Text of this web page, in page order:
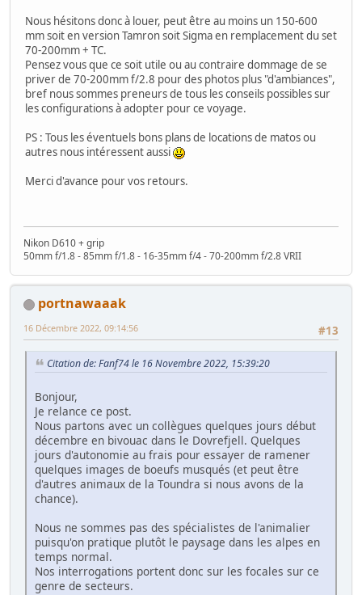
Nous hésitons donc à louer, peut être au moins un 150-600
mm soit en version Tamron soit Sigma en remplacement du set
70-200mm + TC.
Pensez vous que ce soit utile ou au contraire dommage de se
priver de 70-200mm f/2.8 pour des photos plus "d'ambiances",
bref nous sommes preneurs de tous les conseils possibles sur
les configurations à adopter pour ce voyage.
PS : Tous les éventuels bons plans de locations de matos ou
autres nous intéressent aussi
Merci d'avance pour vos retours.
Nikon D610 + grip
50mm f/1.8 - 85mm f/1.8 - 16-35mm f/4 - 70-200mm f/2.8 VRII
portnawaaak
#13
16 Décembre 2022, 09:14:56
Citation de: Fanf74 le 16 Novembre 2022, 15:39:20
Bonjour,
Je relance ce post.
Nous partons avec un collègues quelques jours début
décembre en bivouac dans le Dovrefjell. Quelques
jours d'autonomie au frais pour essayer de ramener
quelques images de boeufs musqués (et peut être
d'autres animaux de la Toundra si nous avons de la
chance).
Nous ne sommes pas des spécialistes de l'animalier
puisqu'on pratique plutôt le paysage dans les alpes en
temps normal.
Nos interrogations portent donc sur les focales sur ce
genre de secteurs.